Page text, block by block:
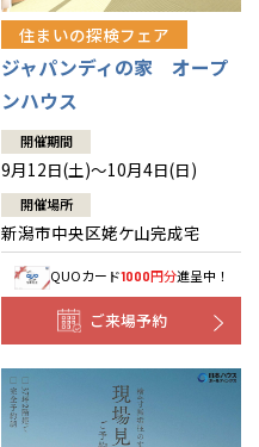
住まいの探検フェア
ジャパンディの家 オープ
ンハウス
開催期間
9月12日(土)～10月4日(日)
開催場所
新潟市中央区姥ケ山完成宅
QUOカード1000円分進呈中！
ご来場予約